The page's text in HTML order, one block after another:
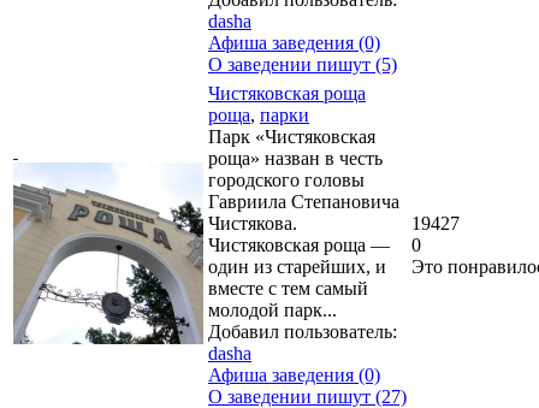
dasha
Афиша заведения (0)
О заведении пишут (5)
Чистяковская роща
роща, парки
Парк «Чистяковская
роща» назван в честь
городского головы
Гавриила Степановича
Чистякова.
Чистяковская роща —
один из старейших, и
вместе с тем самый
молодой парк...
Добавил пользователь:
dasha
Афиша заведения (0)
О заведении пишут (27)
19427
0
Это